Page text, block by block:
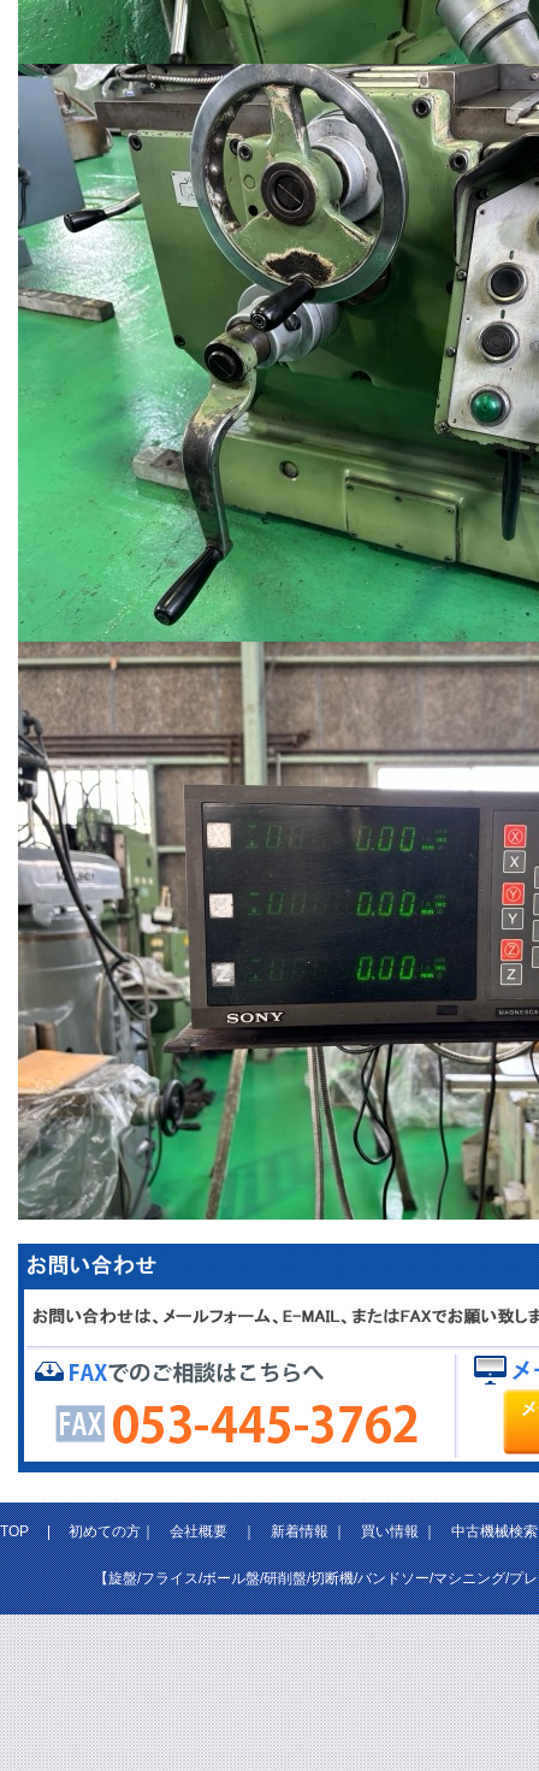
TOP|初めての方｜会社概要｜新着情報｜買い情報｜中古機械検索
【旋盤/フライス/ボール盤/研削盤/切断機/バンドソー/マシニング/プ